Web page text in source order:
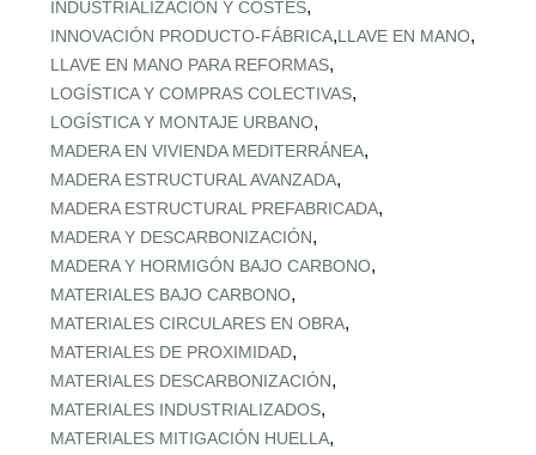
INDUSTRIALIZACIÓN Y COSTES,
INNOVACIÓN PRODUCTO-FÁBRICA,LLAVE EN MANO,
LLAVE EN MANO PARA REFORMAS,
LOGÍSTICA Y COMPRAS COLECTIVAS,
LOGÍSTICA Y MONTAJE URBANO,
MADERA EN VIVIENDA MEDITERRÁNEA,
MADERA ESTRUCTURAL AVANZADA,
MADERA ESTRUCTURAL PREFABRICADA,
MADERA Y DESCARBONIZACIÓN,
MADERA Y HORMIGÓN BAJO CARBONO,
MATERIALES BAJO CARBONO,
MATERIALES CIRCULARES EN OBRA,
MATERIALES DE PROXIMIDAD,
MATERIALES DESCARBONIZACIÓN,
MATERIALES INDUSTRIALIZADOS,
MATERIALES MITIGACIÓN HUELLA,